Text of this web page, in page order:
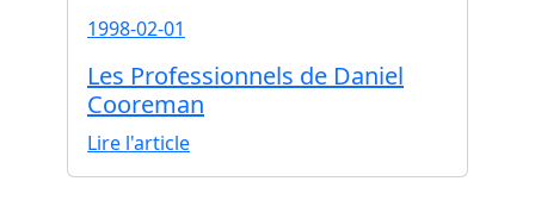
1998-02-01
Les Professionnels de Daniel
Cooreman
Lire l'article